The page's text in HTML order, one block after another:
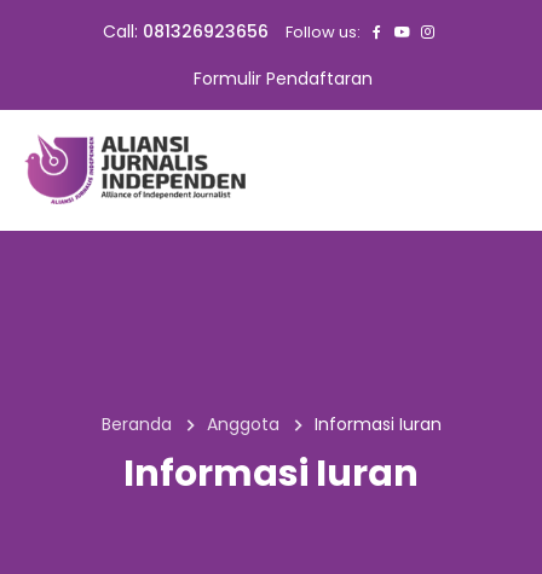
Call: 081326923656 Follow us:
Formulir Pendaftaran
Beranda Anggota Informasi Iuran
Informasi Iuran